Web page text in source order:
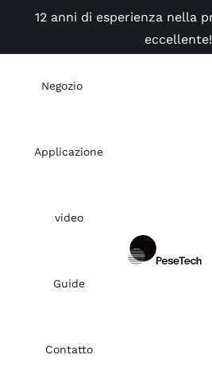
content
12 anni di esperienza nella
eccellente!
Negozio
Applicazione
video
Guide
Contatto